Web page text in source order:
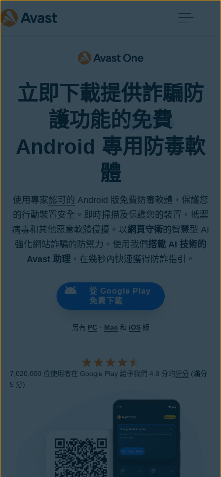
立即下載提供詐騙防
護功能的免費
Android 專用防毒軟
體
使用專家認可的 Android 版免費防毒軟體，保護您
的行動裝置安全。即時掃描及保護您的裝置，抵禦
病毒和其他惡意軟體侵擾。以網頁守衛的智慧型 AI
強化網站詐騙的防禦力。使用我們 搭載 AI 技術的
Avast 助理，在幾秒內快速獲得防詐指引。
從 Google Play
免費下載
另有 PC 、 Mac 和 iOS版
7,020,000 位使用者在 Google Play 給予我們 4.8 分的評分 (滿分
5 分)